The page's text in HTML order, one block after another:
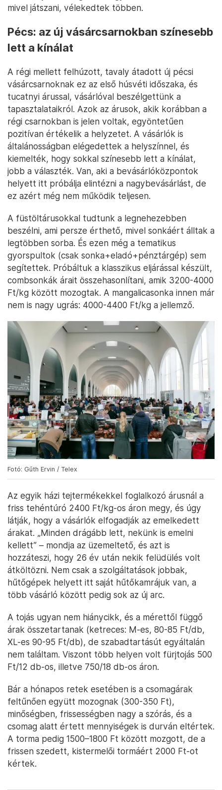
mivel játszani, vélekedtek többen.
Pécs: az új vásárcsarnokban színesebb
lett a kínálat
A régi mellett felhúzott, tavaly átadott új pécsi
vásárcsarnoknak ez az első húsvéti időszaka, és
tucatnyi árussal, vásárlóval beszélgettünk a
tapasztalataikról. Azok az árusok, akik korábban a
régi csarnokban is jelen voltak, egyöntetűen
pozitívan értékelik a helyzetet. A vásárlók is
általánosságban elégedettek a helyszínnel, és
kiemelték, hogy sokkal színesebb lett a kínálat,
jobb a választék. Van, aki a bevásárlóközpontok
helyett itt próbálja elintézni a nagybevásárlást, de
ez azért még nem működik teljesen.
A füstöltárusokkal tudtunk a legnehezebben
beszélni, ami persze érthető, mivel sonkáért álltak a
legtöbben sorba. És ezen még a tematikus
gyorspultok (csak sonka+eladó+pénztárgép) sem
segítettek. Próbáltuk a klasszikus eljárással készült,
combsonkák árait összehasonlítani, amik 3200-4000
Ft/kg között mozogtak. A mangalicasonka innen már
nem is nagy ugrás: 4000-4400 Ft/kg a jellemző.
Fotó: Gűth Ervin / Telex
Az egyik házi tejtermékekkel foglalkozó árusnál a
friss tehéntúró 2400 Ft/kg-os áron megy, és úgy
látják, hogy a vásárlók elfogadják az emelkedett
árakat. „Minden drágább lett, nekünk is emelni
kellett” – mondja az üzemeltető, és azt is
hozzáteszi, hogy 26 év után nekik felüdülés volt
átköltözni. Nem csak a szolgáltatások jobbak,
hűtőgépek helyett itt saját hűtőkamrájuk van, a
több vásárló között pedig sok az új arc.
A tojás ugyan nem hiánycikk, és a mérettől függő
árak összetartanak (ketreces: M-es, 80-85 Ft/db,
XL-es 90-95 Ft/db), de szabadtartásút egyáltalán
nem találtam. Viszont több helyen volt fürjtojás 500
Ft/12 db-os, illetve 750/18 db-os áron.
Bár a hónapos retek esetében is a csomagárak
feltűnően együtt mozognak (300-350 Ft),
minőségben, frissességben nagy a szórás, és a
csomag alatt értett mennyiségek is durván eltértek.
A torma pedig 1500–1800 Ft között mozgott, de a
frissen szedett, kistermelői tormáért 2000 Ft-ot
kértek.